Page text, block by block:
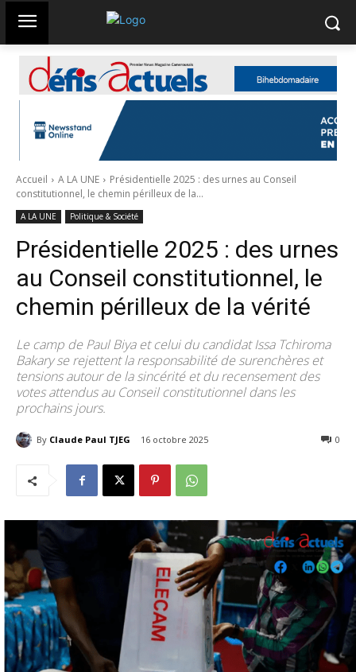
Accueil A LA UNE
Présidentielle 2025 : des urnes au Conseil
constitutionnel, le chemin périlleux de la...
A LA UNE Politique & Société
Présidentielle 2025 : des urnes
au Conseil constitutionnel, le
chemin périlleux de la vérité
Le camp de Paul Biya et celui du candidat Issa Tchiroma
Bakary se rejettent la responsabilité de surenchères et
tensions autour de la sincérité et du recensement des
votes attendus au Conseil constitutionnel dans les
prochains jours.
By Claude Paul TJEG 16 octobre 2025 0